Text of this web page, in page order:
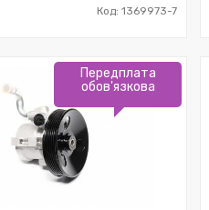
Код: 1369973-7
Передплата
обов'язкова